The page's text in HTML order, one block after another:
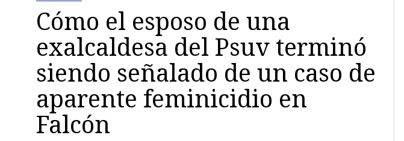
Cómo el esposo de una
exalcaldesa del Psuv terminó
siendo señalado de un caso de
aparente feminicidio en
Falcón